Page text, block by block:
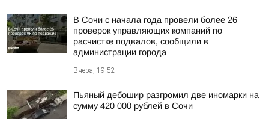
В Сочи с начала года провели более 26
проверок управляющих компаний по
расчистке подвалов, сообщили в
администрации города
Вчера, 19:52
Пьяный дебошир разгромил две иномарки на
сумму 420 000 рублей в Сочи